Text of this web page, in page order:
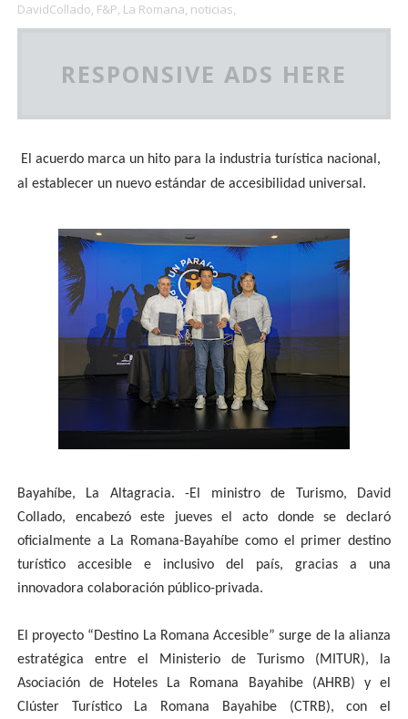
DavidCollado, F&P, La Romana, noticias,
RESPONSIVE ADS HERE
El acuerdo marca un hito para la industria turística nacional,
al establecer un nuevo estándar de accesibilidad universal.
Bayahíbe, La Altagracia. -El ministro de Turismo, David
Collado, encabezó este jueves el acto donde se declaró
oficialmente a La Romana-Bayahíbe como el primer destino
turístico accesible e inclusivo del país, gracias a una
innovadora colaboración público-privada.
El proyecto “Destino La Romana Accesible” surge de la alianza
estratégica entre el Ministerio de Turismo (MITUR), la
Asociación de Hoteles La Romana Bayahibe (AHRB) y el
Clúster Turístico La Romana Bayahibe (CTRB), con el